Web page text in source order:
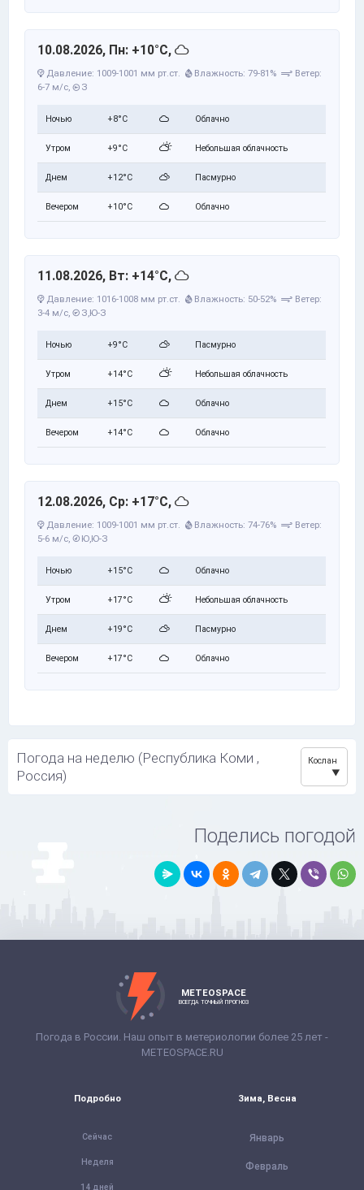
10.08.2026, Пн: +10°C,
Давление: 1009-1001 мм рт.ст. Влажность: 79-81%
Ветер:
6-7 м/с, З
Ночью +8°C Облачно
Утром +9°C Небольшая облачность
Днем +12°C Пасмурно
Вечером +10°C Облачно
11.08.2026, Вт: +14°C,
Давление: 1016-1008 мм рт.ст. Влажность: 50-52%
Ветер:
3-4 м/с, З,Ю-З
Ночью +9°C Пасмурно
Утром +14°C Небольшая облачность
Днем +15°C Облачно
Вечером +14°C Облачно
12.08.2026, Ср: +17°C,
Давление: 1009-1001 мм рт.ст. Влажность: 74-76%
Ветер:
5-6 м/с, Ю,Ю-З
Ночью +15°C Облачно
Утром +17°C Небольшая облачность
Днем +19°C Пасмурно
Вечером +17°C Облачно
Погода на неделю (Республика Коми ,
Россия)
Кослан
Поделись погодой
METEOSPACE
ВСЕГДА ТОЧНЫЙ ПРОГНОЗ
Погода в России. Наш опыт в метериологии более 25 лет -
METEOSPACE.RU
Подробно
Сейчас
Неделя
14 дней
Зима, Весна
Январь
Февраль